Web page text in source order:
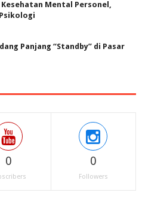
Kesehatan Mental Personel,
Panjang “Standby” di Pasar
0 0
Followers